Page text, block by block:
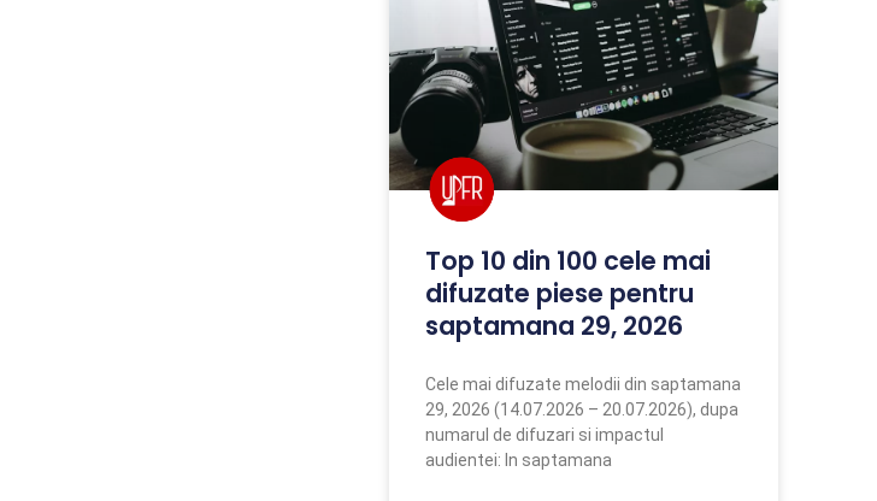
Top 10 din 100 cele mai
difuzate piese pentru
saptamana 29, 2026
Cele mai difuzate melodii din saptamana
29, 2026 (14.07.2026 – 20.07.2026), dupa
numarul de difuzari si impactul
audientei: In saptamana